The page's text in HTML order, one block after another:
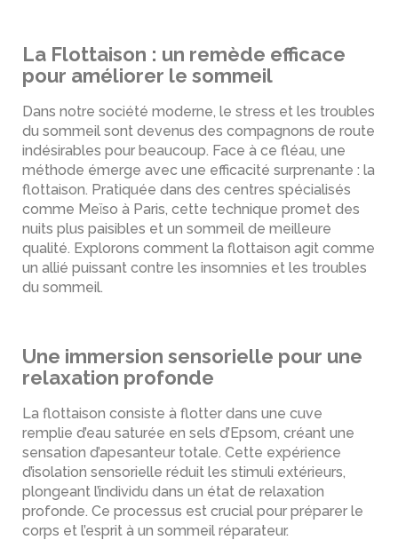
La Flottaison : un remède efficace
pour améliorer le sommeil
Dans notre société moderne, le stress et les troubles
du sommeil sont devenus des compagnons de route
indésirables pour beaucoup. Face à ce fléau, une
méthode émerge avec une efficacité surprenante : la
flottaison. Pratiquée dans des centres spécialisés
comme Meïso à Paris, cette technique promet des
nuits plus paisibles et un sommeil de meilleure
qualité. Explorons comment la flottaison agit comme
un allié puissant contre les insomnies et les troubles
du sommeil.
Une immersion sensorielle pour une
relaxation profonde
La flottaison consiste à flotter dans une cuve
remplie d’eau saturée en sels d’Epsom, créant une
sensation d’apesanteur totale. Cette expérience
d’isolation sensorielle réduit les stimuli extérieurs,
plongeant l’individu dans un état de relaxation
profonde. Ce processus est crucial pour préparer le
corps et l’esprit à un sommeil réparateur.